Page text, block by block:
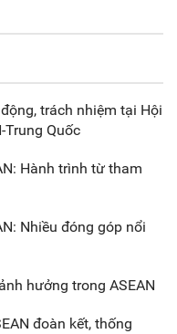
sách nhà nước 9
năm 2025 đạt trên
đồng
Hưng: Gặp mặt,
các doanh nghiệp,
với phát triển văn
trách nhiệm tại Hội
Trung Quốc
Hành trình từ tham
Nhiều đóng góp nổi
hưởng trong ASEAN
đoàn kết, thống